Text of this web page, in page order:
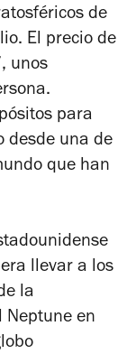
de
El precio de
unos
para
desde una de
que han
llevar a los
la
Neptune en